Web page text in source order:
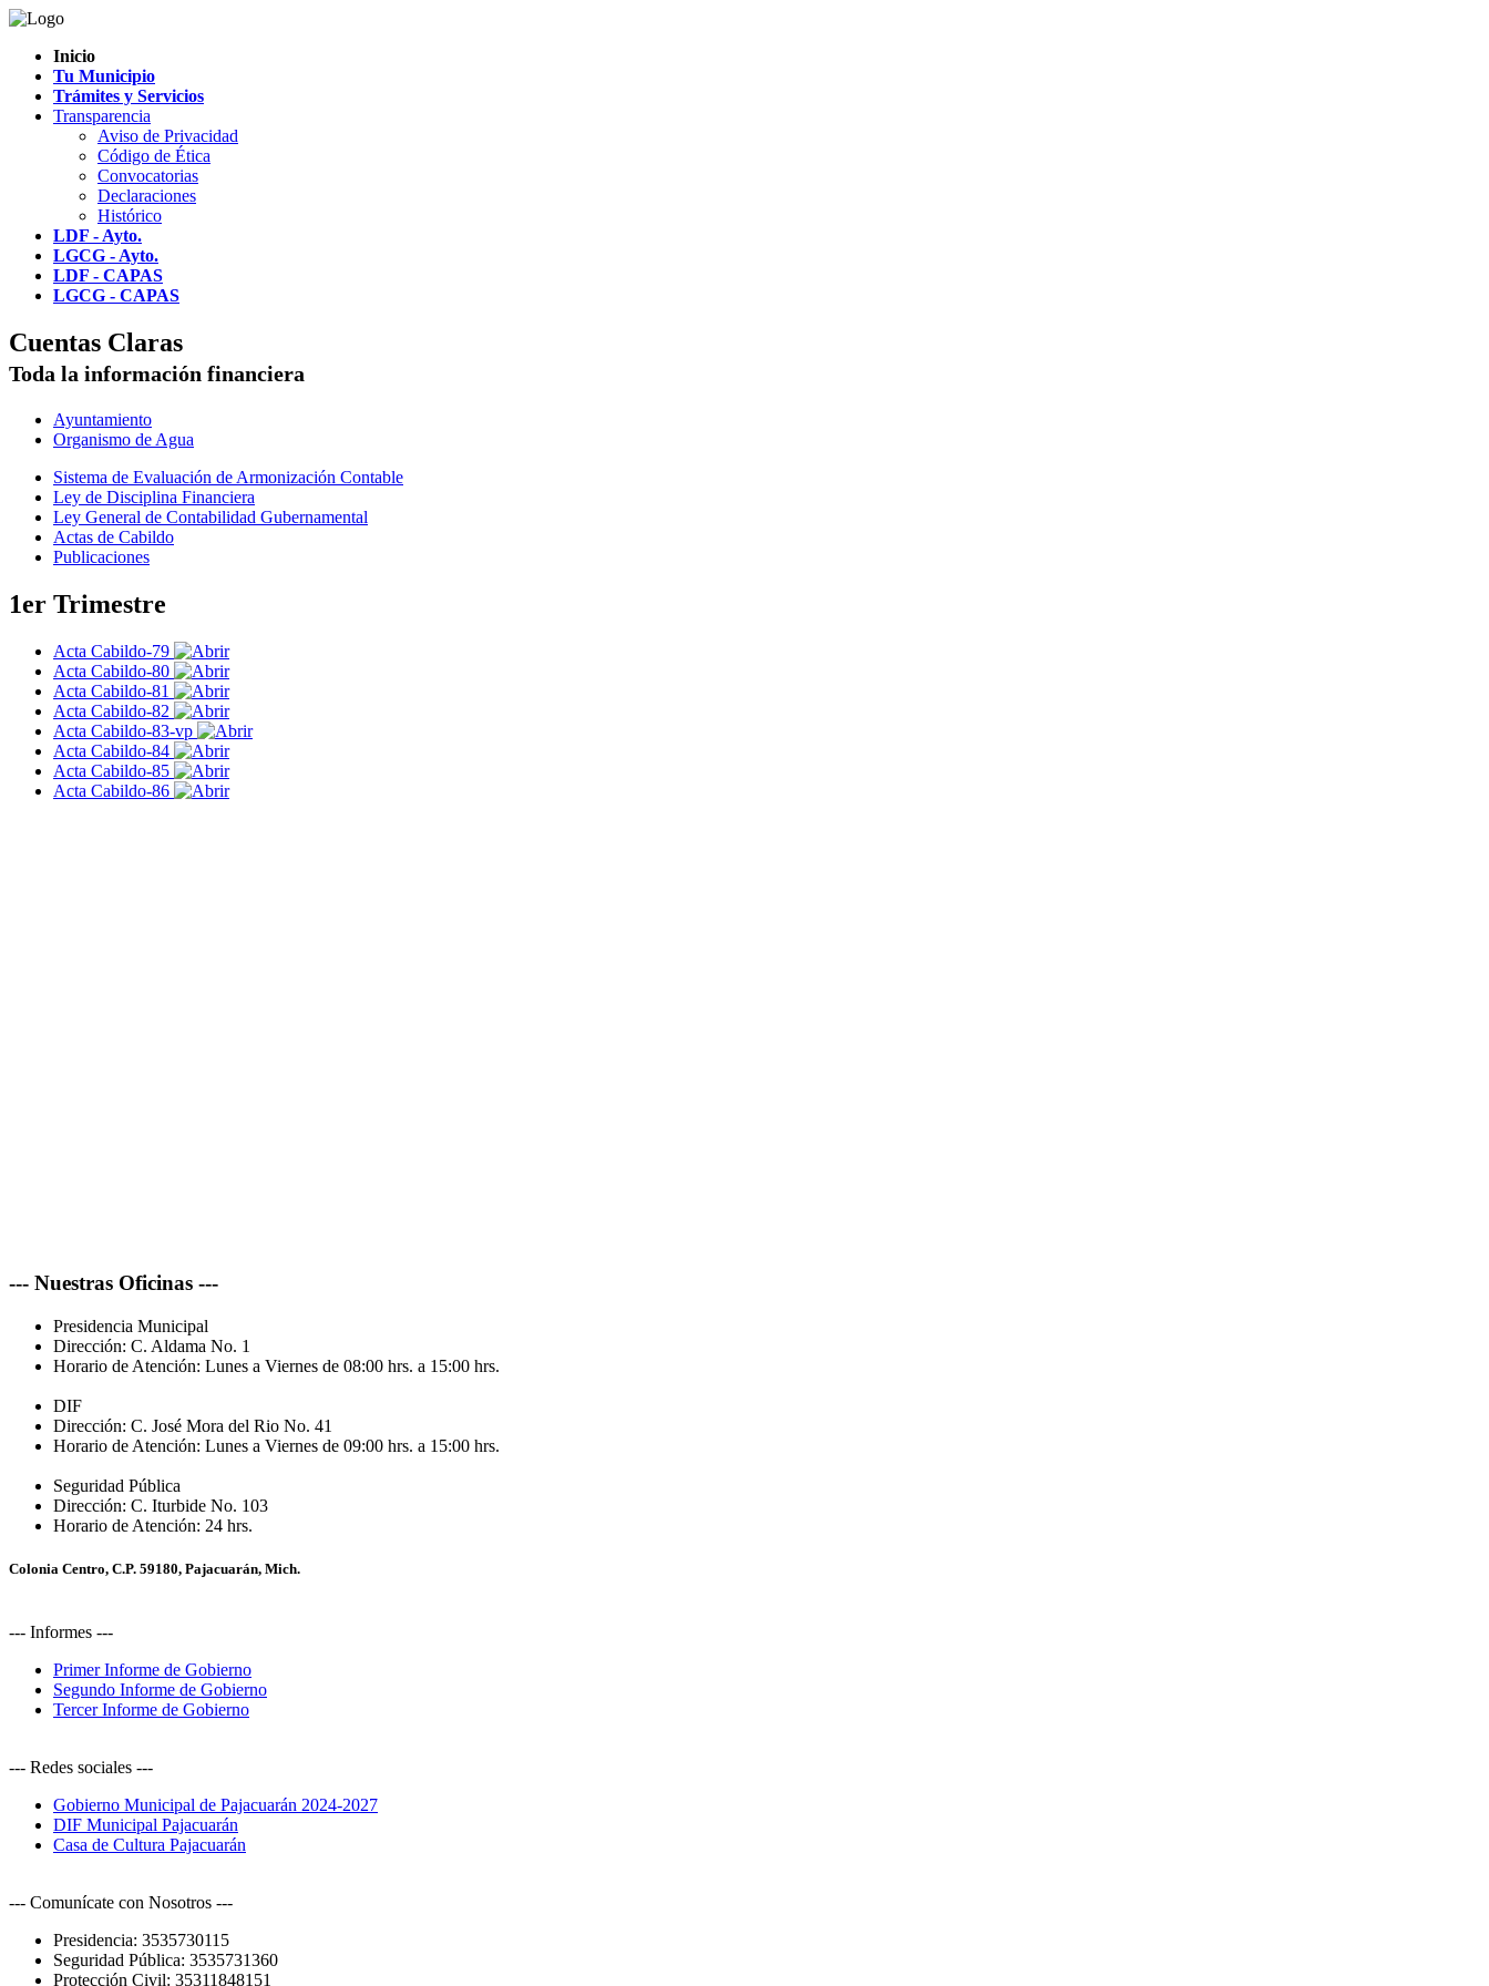
Inicio
Tu Municipio
Trámites y Servicios
Transparencia
Aviso de Privacidad
Código de Ética
Convocatorias
Declaraciones
Histórico
LDF - Ayto.
LGCG - Ayto.
LDF - CAPAS
LGCG - CAPAS
Cuentas Claras
Toda la información financiera
Ayuntamiento
Organismo de Agua
Sistema de Evaluación de Armonización Contable
Ley de Disciplina Financiera
Ley General de Contabilidad Gubernamental
Actas de Cabildo
Publicaciones
1er Trimestre
Acta Cabildo-79
Acta Cabildo-80
Acta Cabildo-81
Acta Cabildo-82
Acta Cabildo-83-vp
Acta Cabildo-84
Acta Cabildo-85
Acta Cabildo-86
--- Nuestras Oficinas ---
Presidencia Municipal
Dirección: C. Aldama No. 1
Horario de Atención: Lunes a Viernes de 08:00 hrs. a 15:00 hrs.
DIF
Dirección: C. José Mora del Rio No. 41
Horario de Atención: Lunes a Viernes de 09:00 hrs. a 15:00 hrs.
Seguridad Pública
Dirección: C. Iturbide No. 103
Horario de Atención: 24 hrs.
Colonia Centro, C.P. 59180, Pajacuarán, Mich.
--- Informes ---
Primer Informe de Gobierno
Segundo Informe de Gobierno
Tercer Informe de Gobierno
--- Redes sociales ---
Gobierno Municipal de Pajacuarán 2024-2027
DIF Municipal Pajacuarán
Casa de Cultura Pajacuarán
--- Comunícate con Nosotros ---
Presidencia: 3535730115
Seguridad Pública: 3535731360
Protección Civil: 35311848151